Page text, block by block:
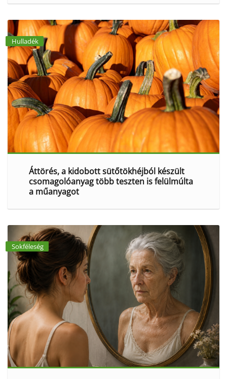
Hulladék
Áttörés, a kidobott sütőtökhéjból készült
csomagolóanyag több teszten is felülmúlta
a műanyagot
Sokféleség